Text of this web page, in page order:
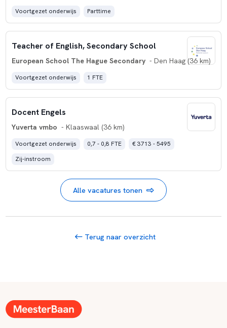
Voortgezet onderwijs Parttime
Teacher of English, Secondary School
European School The Hague Secondary - Den Haag (36 km)
Voortgezet onderwijs 1 FTE
Docent Engels
Yuverta vmbo - Klaaswaal (36 km)
Voortgezet onderwijs 0,7 - 0,8 FTE
€ 3713 - 5495
Zij-instroom
Alle vacatures tonen
Terug naar overzicht